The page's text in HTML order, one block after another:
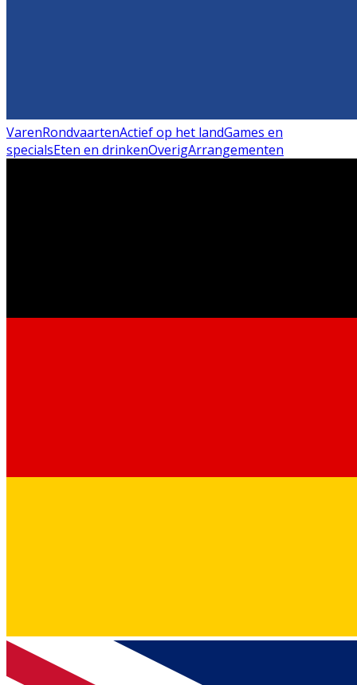
VarenRondvaartenActief op het landGames en
specialsEten en drinkenOverigArrangementen